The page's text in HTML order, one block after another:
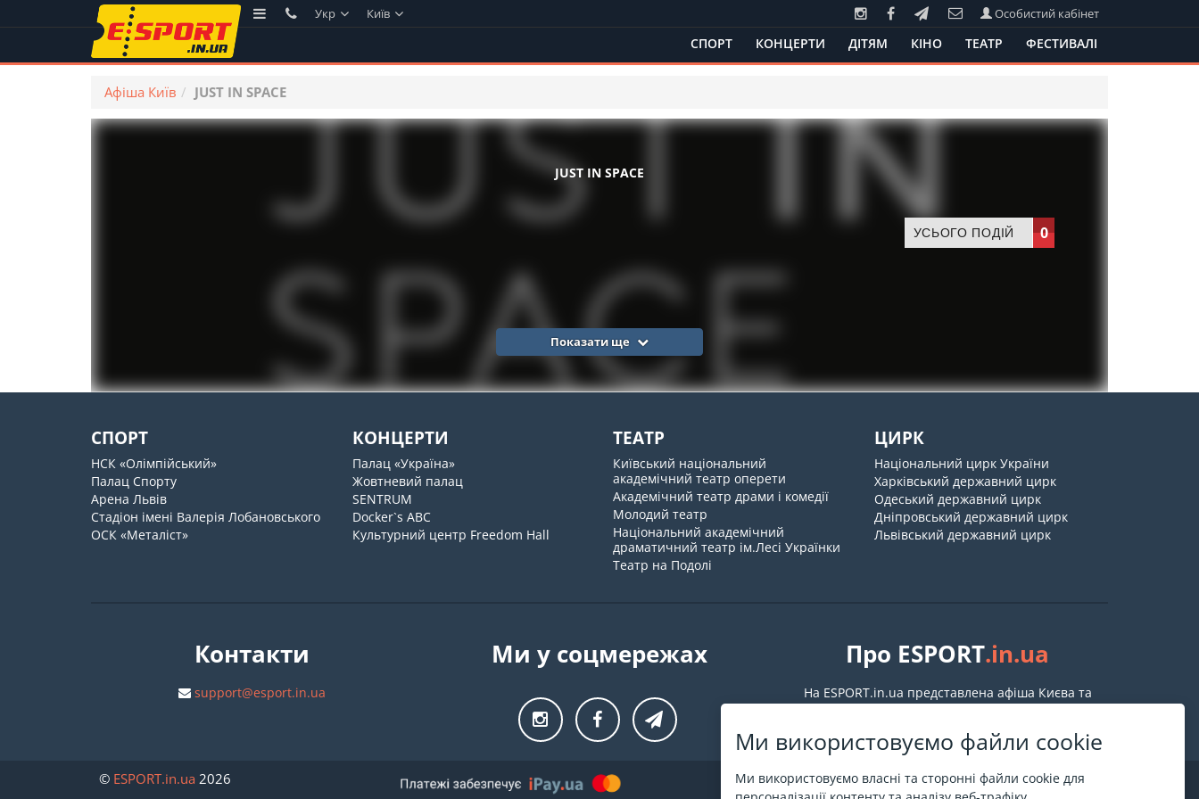
Ми використовуємо файли cookie
Ми використовуємо власні та сторонні файли cookie для
Укр Київ Особистий кабінет
СПОРТ КОНЦЕРТИ ДІТЯМ КІНО ТЕАТР ФЕСТИВАЛІ
Афіша Київ JUST IN SPACE
JUST IN SPACE
УСЬОГО ПОДІЙ 0
Показати ще
СПОРТ
НСК «Олімпійський»
Палац Спорту
Арена Львів
Стадіон імені Валерія Лобановського
ОСК «Металіст»
КОНЦЕРТИ
Палац «Україна»
Жовтневий палац
SENTRUM
Docker`s ABC
Культурний центр Freedom Hall
ТЕАТР
Київський національний
академічний театр оперети
Академічний театр драми і комедії
Молодий театр
Національний академічний
драматичний театр ім.Лесі Українки
Театр на Подолі
ЦИРК
Національний цирк України
Харківський державний цирк
Одеський державний цирк
Дніпровський державний цирк
Львівський державний цирк
Контакти
support@esport.in.ua
Ми у соцмережах Про ESPORT.in.ua
На ESPORT.in.ua представлена афіша Києва та
© ESPORT.in.ua 2026